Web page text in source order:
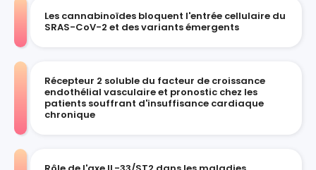
Les cannabinoïdes bloquent l'entrée cellulaire du
SRAS-CoV-2 et des variants émergents
Récepteur 2 soluble du facteur de croissance
endothélial vasculaire et pronostic chez les
patients souffrant d'insuffisance cardiaque
chronique